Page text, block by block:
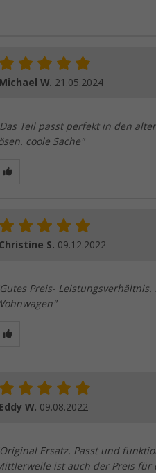
Michael W. 21.05.2024
Teil passt perfekt in den
coole Sache"
Christine S. 09.12.2022
Preis-
Eddy W. 09.08.2022
Ersatz. Passt und
ist auch der Preis für